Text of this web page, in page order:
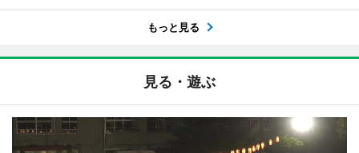
もっと見る
見る・遊ぶ